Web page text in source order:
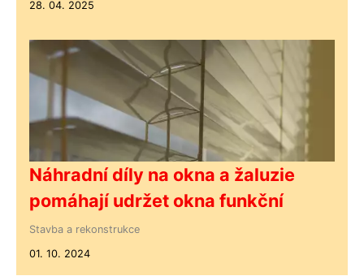
28. 04. 2025
Náhradní díly na okna a žaluzie
pomáhají udržet okna funkční
Stavba a rekonstrukce
01. 10. 2024